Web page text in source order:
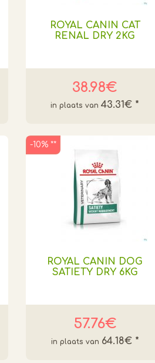
ROYAL CANIN CAT
RENAL DRY 2KG
38.98€
43.31€ *
ROYAL CANIN DOG
SATIETY DRY 6KG
57.76€
64.18€ *
-10% **